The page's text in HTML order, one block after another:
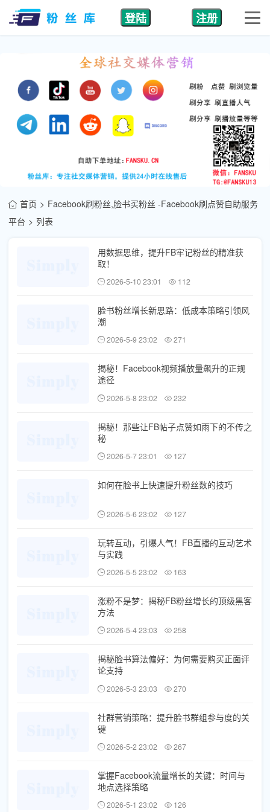
登陆 注册
首页
Facebook刷粉丝,脸书买粉丝 -Facebook刷点赞自助服务
平台
列表
用数据思维，提升FB牢记粉丝的精准获
取！
2026-5-10 23:01 112
脸书粉丝增长新思路：低成本策略引领风
潮
2026-5-9 23:02 271
揭秘！Facebook视频播放量飙升的正规
途径
2026-5-8 23:02 232
揭秘！那些让FB帖子点赞如雨下的不传之
秘
2026-5-7 23:01 127
如何在脸书上快速提升粉丝数的技巧
2026-5-6 23:02 127
玩转互动，引爆人气！FB直播的互动艺术
与实践
2026-5-5 23:02 163
涨粉不是梦：揭秘FB粉丝增长的顶级黑客
方法
2026-5-4 23:03 258
揭秘脸书算法偏好：为何需要购买正面评
论支持
2026-5-3 23:03 270
社群营销策略：提升脸书群组参与度的关
键
2026-5-2 23:02 267
掌握Facebook流量增长的关键：时间与
地点选择策略
2026-5-1 23:02 126